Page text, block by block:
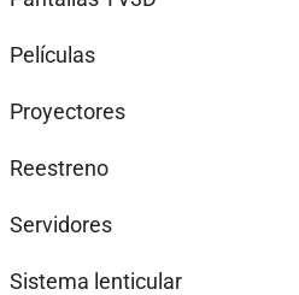
Películas
Proyectores
Reestreno
Servidores
Sistema lenticular